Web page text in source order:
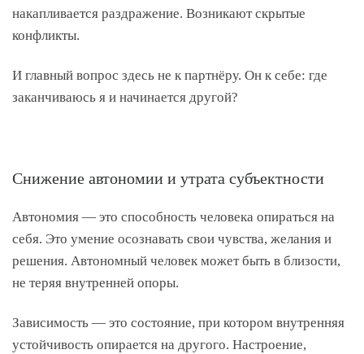
накапливается раздражение. Возникают скрытые
конфликты.
И главный вопрос здесь не к партнёру. Он к себе: где
заканчиваюсь я и начинается другой?
Снижение автономии и утрата субъектности
Автономия — это способность человека опираться на
себя. Это умение осознавать свои чувства, желания и
решения. Автономный человек может быть в близости,
не теряя внутренней опоры.
Зависимость — это состояние, при котором внутренняя
устойчивость опирается на другого. Настроение,